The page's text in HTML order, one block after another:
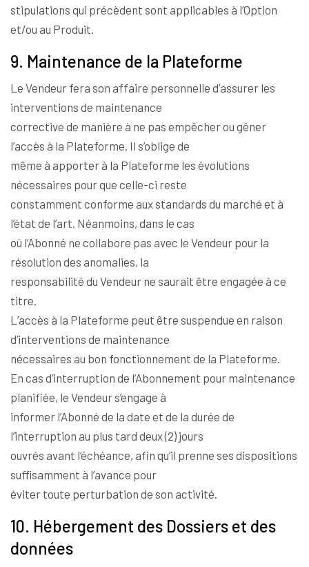
stipulations qui précèdent sont applicables à l’Option
et/ou au Produit.
9. Maintenance de la Plateforme
Le Vendeur fera son affaire personnelle d’assurer les
interventions de maintenance
corrective de manière à ne pas empêcher ou gêner
l’accès à la Plateforme. Il s’oblige de
même à apporter à la Plateforme les évolutions
nécessaires pour que celle-ci reste
constamment conforme aux standards du marché et à
l’état de l’art. Néanmoins, dans le cas
où l’Abonné ne collabore pas avec le Vendeur pour la
résolution des anomalies, la
responsabilité du Vendeur ne saurait être engagée à ce
titre.
L’accès à la Plateforme peut être suspendue en raison
d’interventions de maintenance
nécessaires au bon fonctionnement de la Plateforme.
En cas d’interruption de l’Abonnement pour maintenance
planifiée, le Vendeur s’engage à
informer l’Abonné de la date et de la durée de
l’interruption au plus tard deux (2) jours
ouvrés avant l’échéance, afin qu’il prenne ses dispositions
suffisamment à l’avance pour
éviter toute perturbation de son activité.
10. Hébergement des Dossiers et des
données